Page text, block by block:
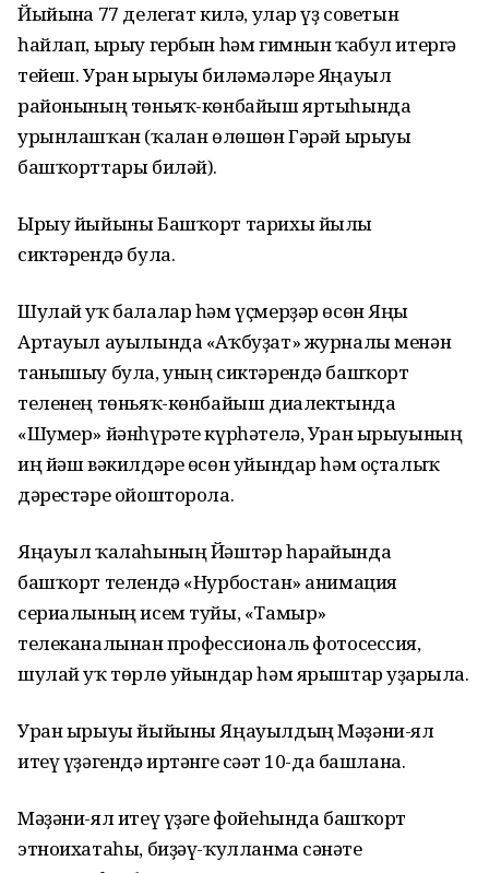
Йыйынға 77 делегат килә, улар үҙ советын
һайлап, ырыу гербын һәм гимнын ҡабул итергә
тейеш. Уран ырыуы биләмәләре Яңауыл
районының төньяҡ-көнбайыш яртыһында
урынлашҡан (ҡалған өлөшөн Гәрәй ырыуы
башҡорттары биләй).
Ырыу йыйыны Башҡорт тарихы йылы
сиктәрендә була.
Шулай уҡ балалар һәм үҫмерҙәр өсөн Яңы
Артауыл ауылында «Аҡбуҙат» журналы менән
танышыу була, уның сиктәрендә башҡорт
теленең төньяҡ-көнбайыш диалектында
«Шумер» йәнһүрәте күрһәтелә, Уран ырыуының
иң йәш вәкилдәре өсөн уйындар һәм оҫталыҡ
дәрестәре ойошторола.
Яңауыл ҡалаһының Йәштәр һарайында
башҡорт телендә «Нурбостан» анимация
сериалының исем туйы, «Тамыр»
телеканалынан профессиональ фотосессия,
шулай уҡ төрлө уйындар һәм ярыштар уҙғарыла.
Уран ырыуы йыйыны Яңауылдың Мәҙәни-ял
итеү үҙәгендә иртәнге сәғәт 10-да башлана.
Мәҙәни-ял итеү үҙәге фойеһында башҡорт
этноихатаһы, биҙәү-ҡулланма сәнғәте